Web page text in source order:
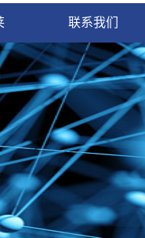
联系我们